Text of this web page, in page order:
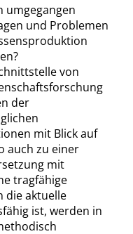
umgegangen
und Problemen
von
der
mit Blick auf
auch zu einer
mit
tragfähige
die aktuelle
ist, werden in